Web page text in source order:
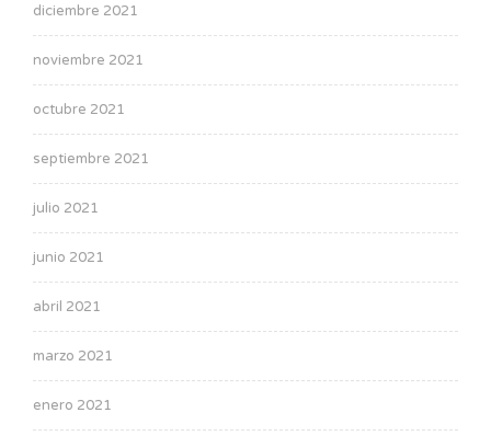
diciembre 2021
noviembre 2021
octubre 2021
septiembre 2021
julio 2021
junio 2021
abril 2021
marzo 2021
enero 2021